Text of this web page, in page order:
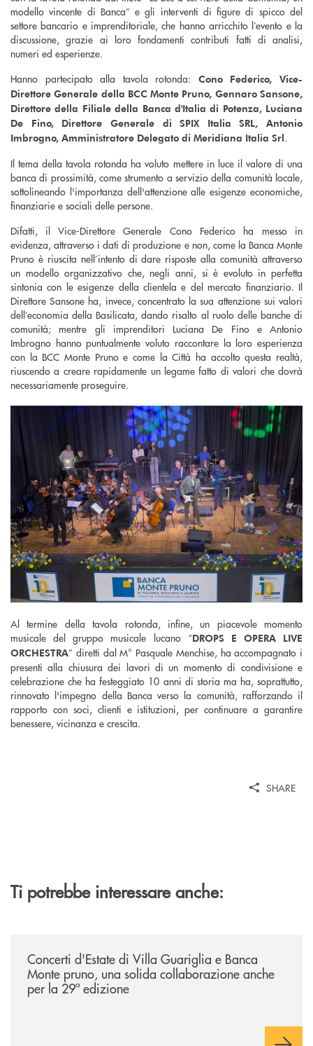
modello vincente di Banca” e gli interventi di figure di spicco del
settore bancario e imprenditoriale, che hanno arricchito l’evento e la
discussione, grazie ai loro fondamenti contributi fatti di analisi,
numeri ed esperienze.
Hanno partecipato alla tavola rotonda: Cono Federico, Vice-
Direttore Generale della BCC Monte Pruno, Gennaro Sansone,
Direttore della Filiale della Banca d'Italia di Potenza, Luciana
De Fino, Direttore Generale di SPIX Italia SRL, Antonio
Imbrogno, Amministratore Delegato di Meridiana Italia Srl.
Il tema della tavola rotonda ha voluto mettere in luce il valore di una
banca di prossimità, come strumento a servizio della comunità locale,
sottolineando l'importanza dell'attenzione alle esigenze economiche,
finanziarie e sociali delle persone.
Difatti, il Vice-Direttore Generale Cono Federico ha messo in
evidenza, attraverso i dati di produzione e non, come la Banca Monte
Pruno è riuscita nell’intento di dare risposte alla comunità attraverso
un modello organizzativo che, negli anni, si è evoluto in perfetta
sintonia con le esigenze della clientela e del mercato finanziario. Il
Direttore Sansone ha, invece, concentrato la sua attenzione sui valori
dell’economia della Basilicata, dando risalto al ruolo delle banche di
comunità; mentre gli imprenditori Luciana De Fino e Antonio
Imbrogno hanno puntualmente voluto raccontare la loro esperienza
con la BCC Monte Pruno e come la Città ha accolto questa realtà,
riuscendo a creare rapidamente un legame fatto di valori che dovrà
necessariamente proseguire.
Al termine della tavola rotonda, infine, un piacevole momento
musicale del gruppo musicale lucano “DROPS E OPERA LIVE
ORCHESTRA” diretti dal M° Pasquale Menchise, ha accompagnato i
presenti alla chiusura dei lavori di un momento di condivisione e
celebrazione che ha festeggiato 10 anni di storia ma ha, soprattutto,
rinnovato l'impegno della Banca verso la comunità, rafforzando il
rapporto con soci, clienti e istituzioni, per continuare a garantire
benessere, vicinanza e crescita.
SHARE
Ti potrebbe interessare anche:
Concerti d'Estate di Villa Guariglia e Banca
Monte pruno, una solida collaborazione anche
per la 29ª edizione